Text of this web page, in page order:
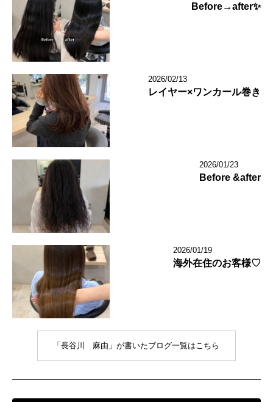
Before→after✨
2026/02/13
レイヤー×ワンカール巻き
2026/01/23
Before &after
2026/01/19
海外在住のお客様♡
「長谷川 麻由」が書いたブログ一覧はこちら